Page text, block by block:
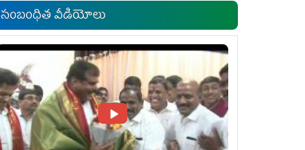
సంబంధిత వీడియోలు